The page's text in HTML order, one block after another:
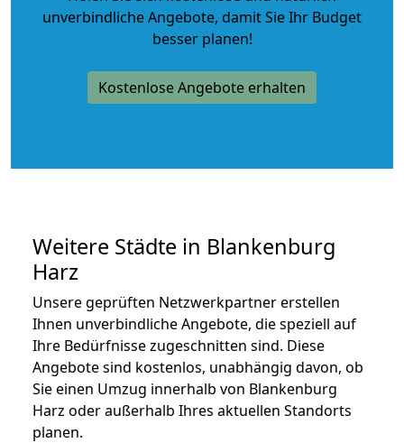
unverbindliche Angebote, damit Sie Ihr Budget
besser planen!
Kostenlose Angebote erhalten
Weitere Städte in Blankenburg
Harz
Unsere geprüften Netzwerkpartner erstellen
Ihnen unverbindliche Angebote, die speziell auf
Ihre Bedürfnisse zugeschnitten sind. Diese
Angebote sind kostenlos, unabhängig davon, ob
Sie einen Umzug innerhalb von Blankenburg
Harz oder außerhalb Ihres aktuellen Standorts
planen.